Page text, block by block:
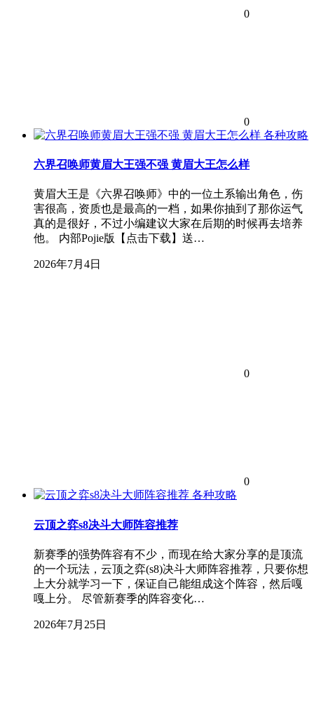
0
0
各种攻略
六界召唤师黄眉大王强不强 黄眉大王怎么样
黄眉大王是《六界召唤师》中的一位土系输出角色，伤
害很高，资质也是最高的一档，如果你抽到了那你运气
真的是很好，不过小编建议大家在后期的时候再去培养
他。 内部Pojie版【点击下载】送…
2026年7月4日
0
0
各种攻略
云顶之弈s8决斗大师阵容推荐
新赛季的强势阵容有不少，而现在给大家分享的是顶流
的一个玩法，云顶之弈(s8)决斗大师阵容推荐，只要你想
上大分就学习一下，保证自己能组成这个阵容，然后嘎
嘎上分。 尽管新赛季的阵容变化…
2026年7月25日